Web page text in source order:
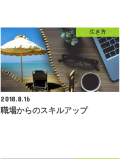
生き方
2018.8.16
職場からのスキルアップ